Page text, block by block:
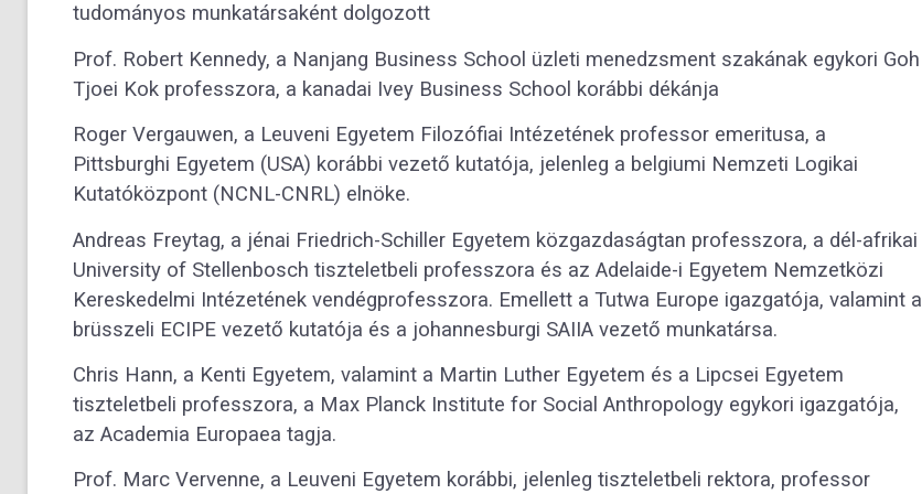
tudományos munkatársaként dolgozott
Prof. Robert Kennedy, a Nanjang Business School üzleti menedzsment szakának egykori Goh
Tjoei Kok professzora, a kanadai Ivey Business School korábbi dékánja
Roger Vergauwen, a Leuveni Egyetem Filozófiai Intézetének professor emeritusa, a
Pittsburghi Egyetem (USA) korábbi vezető kutatója, jelenleg a belgiumi Nemzeti Logikai
Kutatóközpont (NCNL-CNRL) elnöke.
Andreas Freytag, a jénai Friedrich-Schiller Egyetem közgazdaságtan professzora, a dél-afrikai
University of Stellenbosch tiszteletbeli professzora és az Adelaide-i Egyetem Nemzetközi
Kereskedelmi Intézetének vendégprofesszora. Emellett a Tutwa Europe igazgatója, valamint a
brüsszeli ECIPE vezető kutatója és a johannesburgi SAIIA vezető munkatársa.
Chris Hann, a Kenti Egyetem, valamint a Martin Luther Egyetem és a Lipcsei Egyetem
tiszteletbeli professzora, a Max Planck Institute for Social Anthropology egykori igazgatója,
az Academia Europaea tagja.
Prof. Marc Vervenne, a Leuveni Egyetem korábbi, jelenleg tiszteletbeli rektora, professor